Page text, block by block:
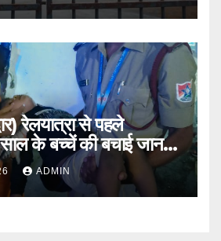
रेलयात्रा से पहले
के बच्चें की बचाई जान
ADMIN